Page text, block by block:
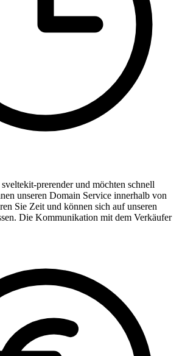
sveltekit-prerender und möchten schnell
unseren Domain Service innerhalb von
Sie Zeit und können sich auf unseren
Die Kommunikation mit dem Verkäufer